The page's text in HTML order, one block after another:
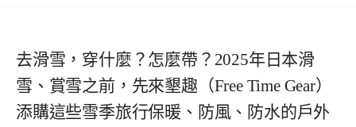
去滑雪，穿什麼？怎麼帶？2025年日本滑
雪、賞雪之前，先來墾趣（Free Time Gear）
添購這些雪季旅行保暖、防風、防水的戶外